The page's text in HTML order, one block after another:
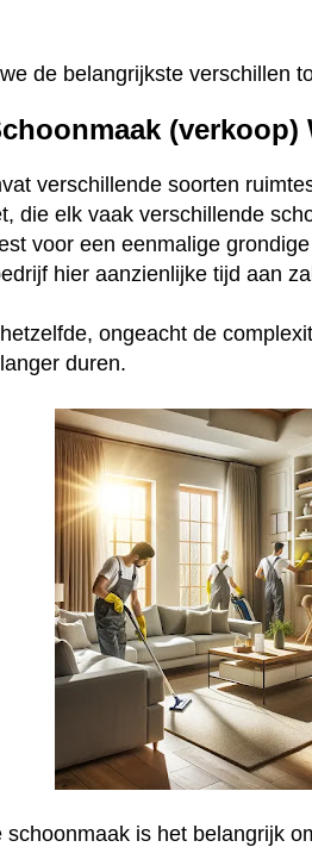
de belangrijkste verschillen
(verkoop)
verschillende soorten
die elk vaak verschillende
voor een eenmalige
hier aanzienlijke tijd aan
ongeacht de
duren.
schoonmaak is het belangrijk